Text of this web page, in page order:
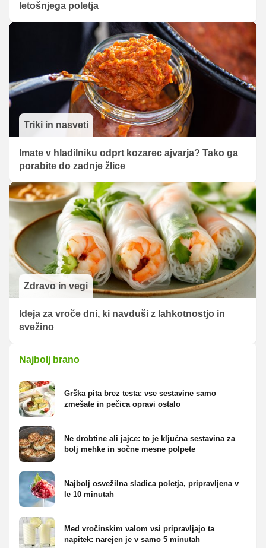
letošnjega poletja
Triki in nasveti
Imate v hladilniku odprt kozarec ajvarja? Tako ga
porabite do zadnje žlice
Zdravo in vegi
Ideja za vroče dni, ki navduši z lahkotnostjo in
svežino
Najbolj brano
Grška pita brez testa: vse sestavine samo
zmešate in pečica opravi ostalo
Ne drobtine ali jajce: to je ključna sestavina za
bolj mehke in sočne mesne polpete
Najbolj osvežilna sladica poletja, pripravljena v
le 10 minutah
Med vročinskim valom vsi pripravljajo ta
napitek: narejen je v samo 5 minutah